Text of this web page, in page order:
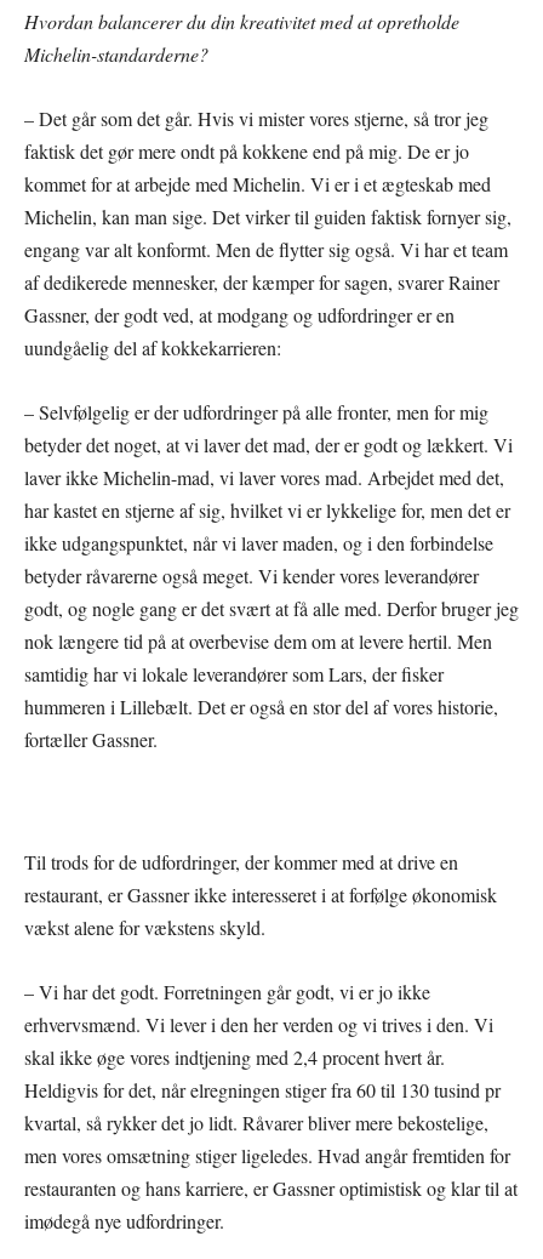
Hvordan balancerer du din kreativitet med at opretholde
Michelin-standarderne?
– Det går som det går. Hvis vi mister vores stjerne, så tror jeg
faktisk det gør mere ondt på kokkene end på mig. De er jo
kommet for at arbejde med Michelin. Vi er i et ægteskab med
Michelin, kan man sige. Det virker til guiden faktisk fornyer sig,
engang var alt konformt. Men de flytter sig også. Vi har et team
af dedikerede mennesker, der kæmper for sagen, svarer Rainer
Gassner, der godt ved, at modgang og udfordringer er en
uundgåelig del af kokkekarrieren:
– Selvfølgelig er der udfordringer på alle fronter, men for mig
betyder det noget, at vi laver det mad, der er godt og lækkert. Vi
laver ikke Michelin-mad, vi laver vores mad. Arbejdet med det,
har kastet en stjerne af sig, hvilket vi er lykkelige for, men det er
ikke udgangspunktet, når vi laver maden, og i den forbindelse
betyder råvarerne også meget. Vi kender vores leverandører
godt, og nogle gang er det svært at få alle med. Derfor bruger jeg
nok længere tid på at overbevise dem om at levere hertil. Men
samtidig har vi lokale leverandører som Lars, der fisker
hummeren i Lillebælt. Det er også en stor del af vores historie,
fortæller Gassner.
Til trods for de udfordringer, der kommer med at drive en
restaurant, er Gassner ikke interesseret i at forfølge økonomisk
vækst alene for vækstens skyld.
– Vi har det godt. Forretningen går godt, vi er jo ikke
erhvervsmænd. Vi lever i den her verden og vi trives i den. Vi
skal ikke øge vores indtjening med 2,4 procent hvert år.
Heldigvis for det, når elregningen stiger fra 60 til 130 tusind pr
kvartal, så rykker det jo lidt. Råvarer bliver mere bekostelige,
men vores omsætning stiger ligeledes. Hvad angår fremtiden for
restauranten og hans karriere, er Gassner optimistisk og klar til at
imødegå nye udfordringer.